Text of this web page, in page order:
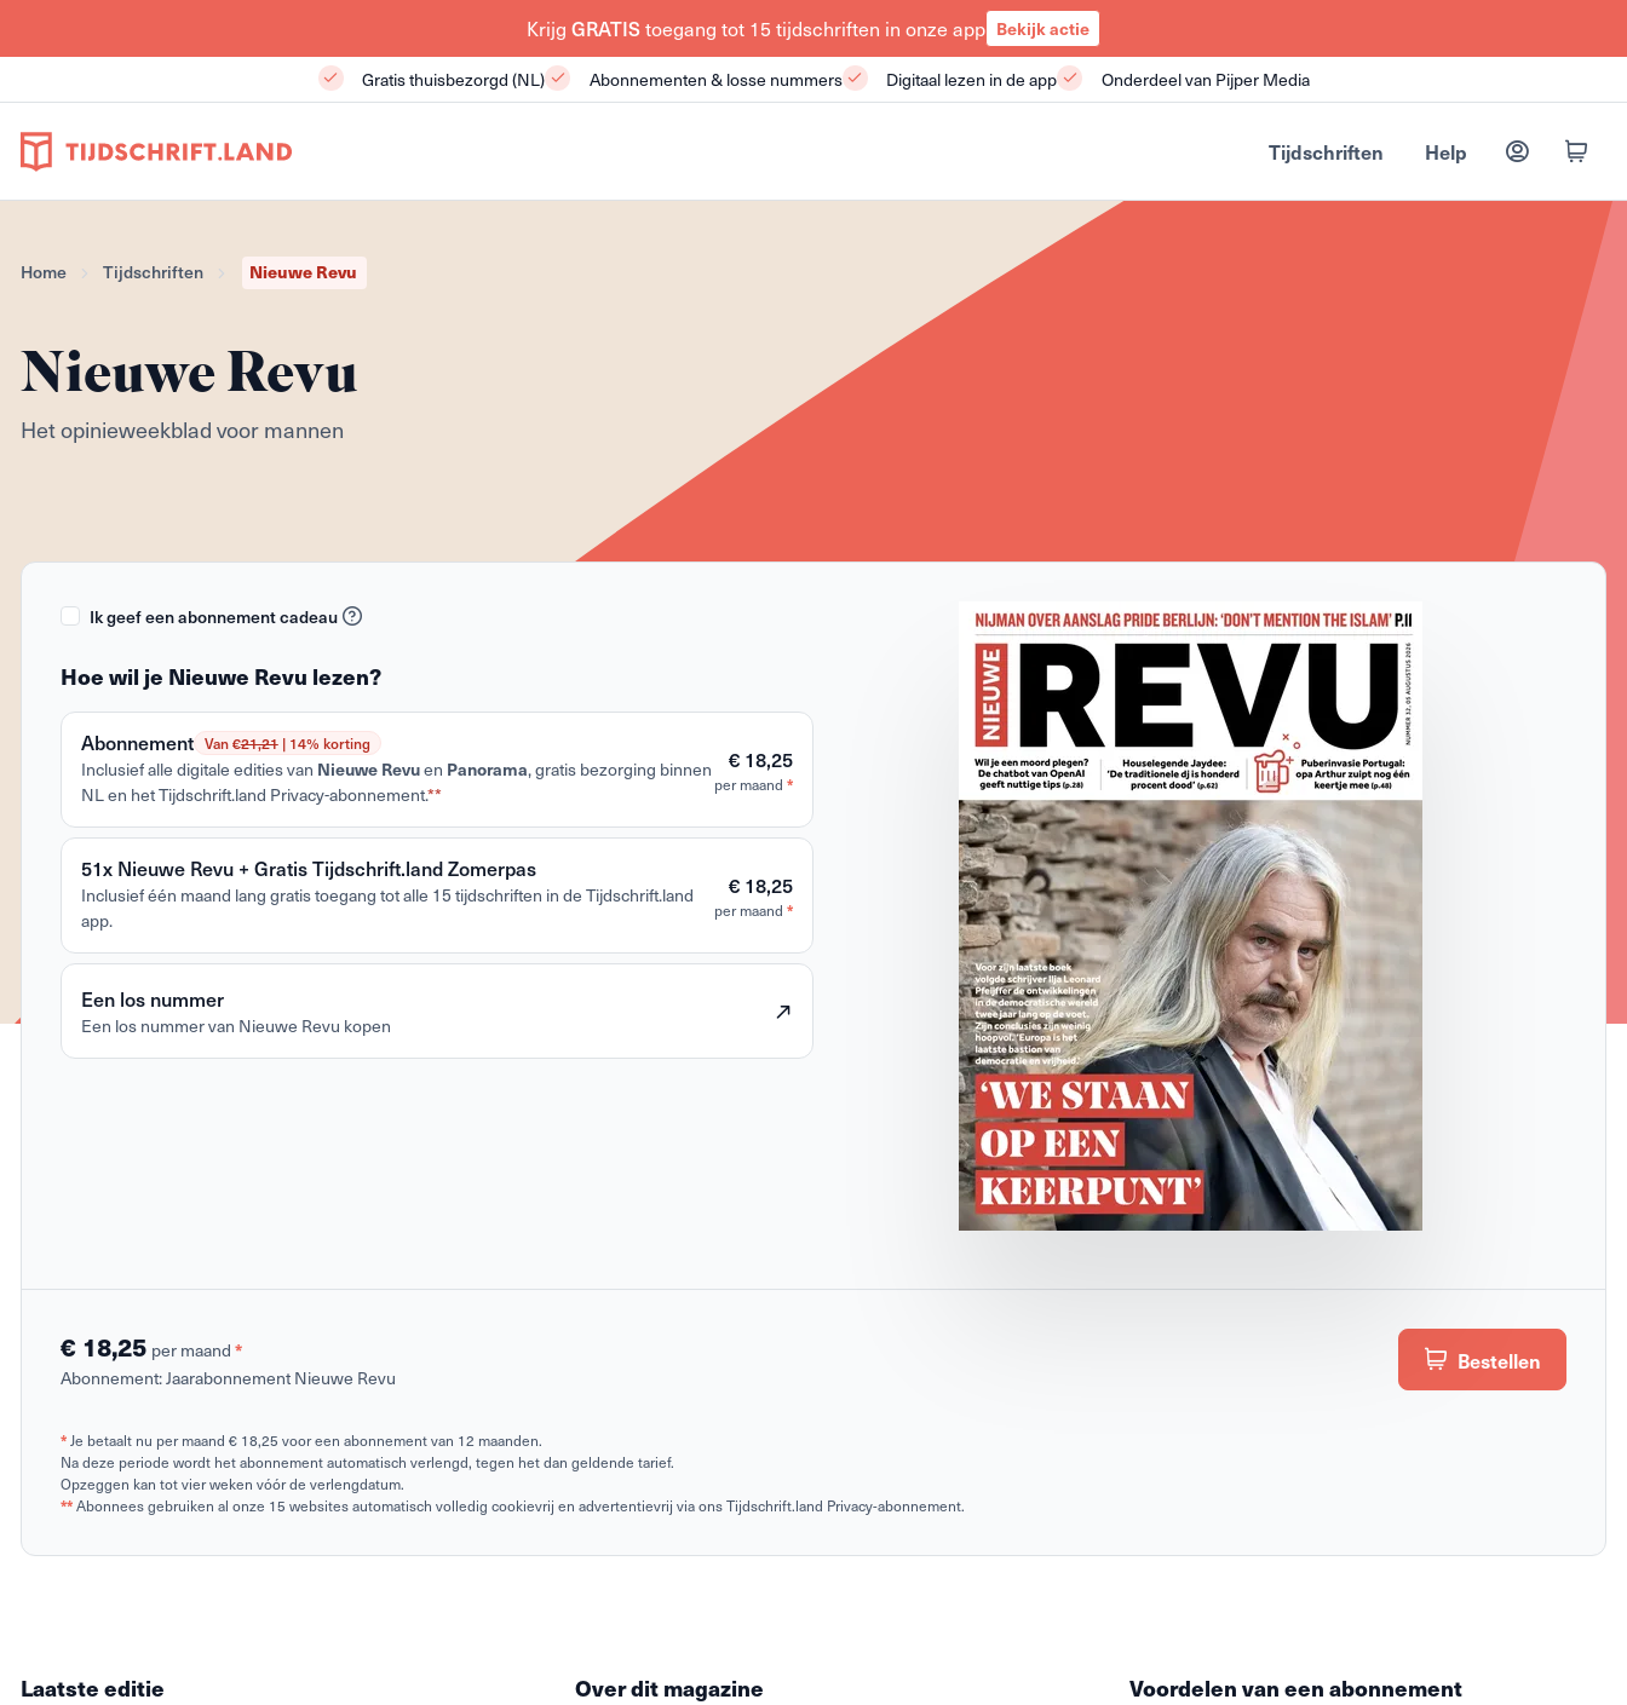
Krijg GRATIStoegang tot 15 tijdschriften in onze app Bekijk actie
Gratis thuisbezorgd (NL) Abonnementen & losse nummers Digitaal lezen in de app Onderdeel van Pijper Media
Tijdschriften Help
Home Tijdschriften Nieuwe Revu
Nieuwe Revu
Het opinieweekblad voor mannen
Ik geef een abonnement cadeau
Hoe wil je Nieuwe Revu lezen?
Van €21,21| 14% korting
Abonnement
Inclusief alle digitale edities van Nieuwe Revuen Panorama, gratis bezorging binnen
NL en het Tijdschrift.land Privacy-abonnement.**
€ 18,25
per maand *
51x Nieuwe Revu + Gratis Tijdschrift.land Zomerpas
Inclusief één maand lang gratis toegang tot alle 15 tijdschriften in de Tijdschrift.land
app.
€ 18,25
per maand *
Een los nummer
Een los nummer van Nieuwe Revu kopen
€ 18,25 per maand *
Abonnement:Jaarabonnement Nieuwe Revu
Bestellen
* Je betaalt nu per maand € 18,25 voor een abonnement van 12 maanden.
Na deze periode wordt het abonnement automatisch verlengd, tegen het dan geldende tarief.
Opzeggen kan tot vier weken vóór de verlengdatum.
**Abonnees gebruiken al onze 15 websites automatisch volledig cookievrij en advertentievrij via ons Tijdschrift.land Privacy-abonnement.
Laatste editie Over dit magazine Voordelen van een abonnement